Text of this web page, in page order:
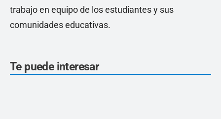
trabajo en equipo de los estudiantes y sus
comunidades educativas.
Te puede interesar